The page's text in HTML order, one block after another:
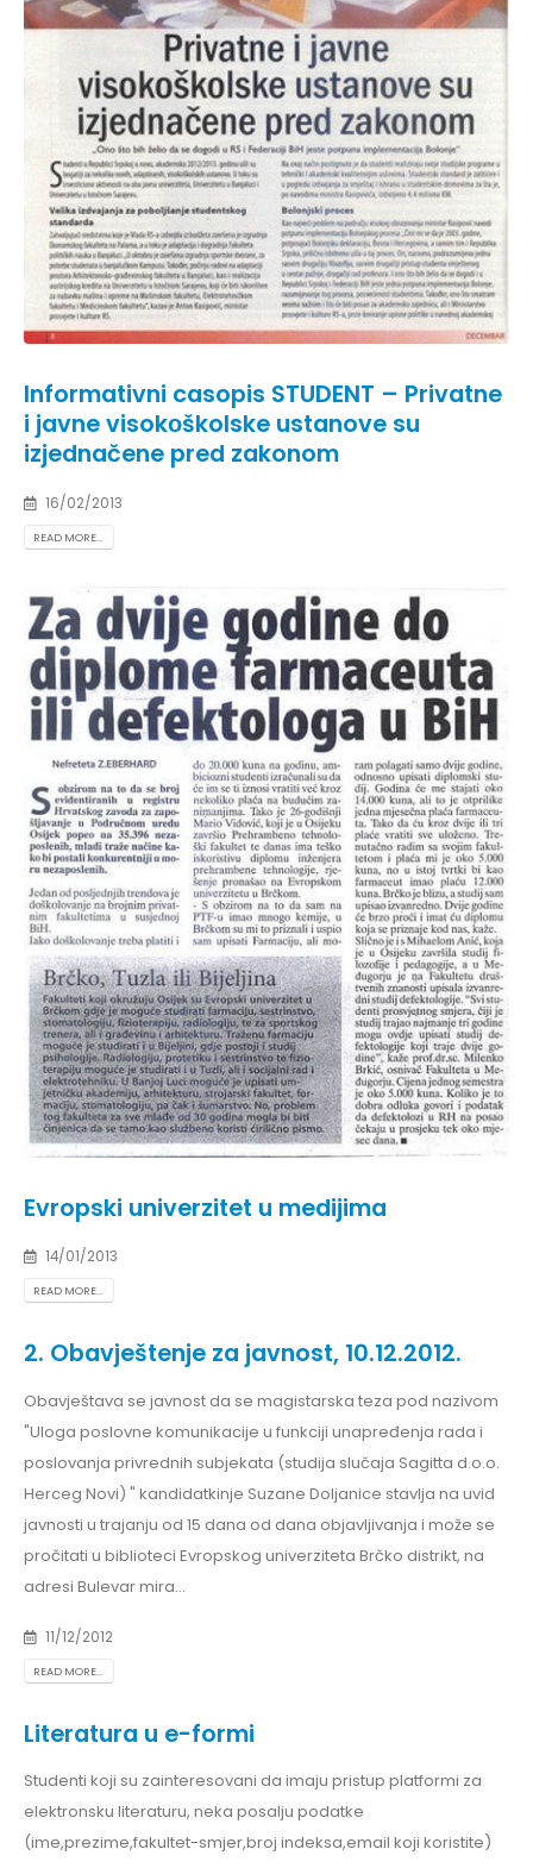
Informativni casopis STUDENT – Privatne
i javne visokоškolske ustanove su
izjednačene pred zakonom
16/02/2013
READ MORE...
Evropski univerzitet u medijima
14/01/2013
READ MORE...
2. Obavještenje za javnost, 10.12.2012.
Obavještava se javnost da se magistarska teza pod nazivom
"Uloga poslovne komunikacije u funkciji unapređenja rada i
poslovanja privrednih subjekata (studija slučaja Sagitta d.o.o.
Herceg Novi) " kandidatkinje Suzane Doljanice stavlja na uvid
javnosti u trajanju od 15 dana od dana objavljivanja i može se
pročitati u biblioteci Evropskog univerziteta Brčko distrikt, na
adresi Bulevar mira...
11/12/2012
READ MORE...
Literatura u e-formi
Studenti koji su zainteresovani da imaju pristup platformi za
elektronsku literaturu, neka posalju podatke
(ime,prezime,fakultet-smjer,broj indeksa,email koji koristite)